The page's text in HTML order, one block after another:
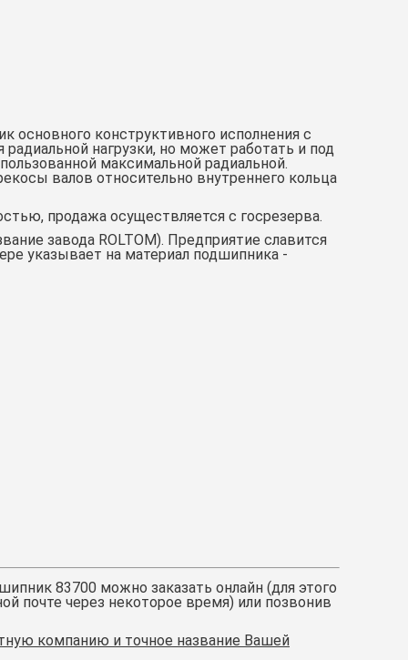
конструктивного исполнения с
нагрузки, но может работать и под
максимальной радиальной.
валов относительно внутреннего кольца
продажа осуществляется с госрезерва.
завода ROLTOM). Предприятие славится
указывает на материал подшипника -
83700 можно заказать онлайн (для этого
почте через некоторое время) или позвонив
компанию и точное название Вашей